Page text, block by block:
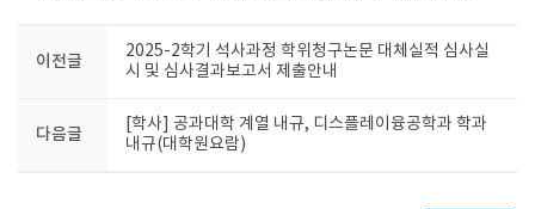
이전글
2025-2학기 석사과정 학위청구논문 대체실적 심사실
시 및 심사결과보고서 제출안내
다음글
[학사] 공과대학 계열 내규, 디스플레이융공학과 학과
내규(대학원요람)